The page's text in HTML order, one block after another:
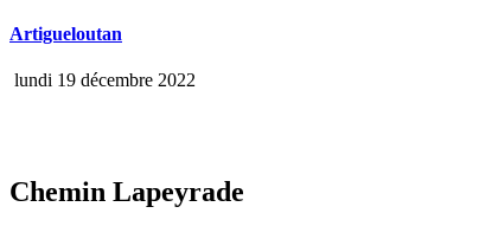
Artigueloutan
lundi 19 décembre 2022
Chemin Lapeyrade